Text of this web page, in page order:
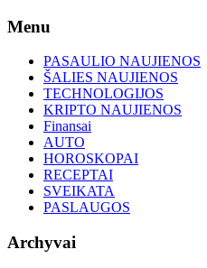
Skip
content
Menu
PASAULIO NAUJIENOS
ŠALIES NAUJIENOS
TECHNOLOGIJOS
KRIPTO NAUJIENOS
Finansai
AUTO
HOROSKOPAI
RECEPTAI
SVEIKATA
PASLAUGOS
Archyvai